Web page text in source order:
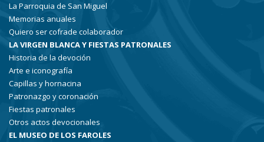
La Parroquia de San Miguel
Memorias anuales
Quiero ser cofrade colaborador
LA VIRGEN BLANCA Y FIESTAS PATRONALES
Historia de la devoción
Arte e iconografía
Capillas y hornacina
Patronazgo y coronación
Fiestas patronales
Otros actos devocionales
EL MUSEO DE LOS FAROLES